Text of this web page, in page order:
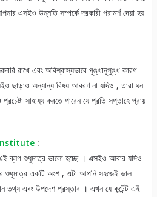
এসইও উন্নতি সম্পর্কে দরকারী পরামর্শ দেয়া হয়
রাখে এবং অবিশ্বাস্যভাবে পুঙ্খানুপুঙ্খ কারণ
ছাড়াও অন্যান্য বিষয় আবরণ না যদিও , তারা ঘন
সাহায্য করতে পারেন যে প্রতি সপ্তাহে প্রায়
:
এই ব্লগ ​​শুধুমাত্র ভালো হচ্ছে । এসইও আবার যদিও
একটি অংশ , এটা আপনি সহজেই ভাল
তথ্য এবং উপদেশ প্রস্তাব । এখন যে কন্টেন্ট এই